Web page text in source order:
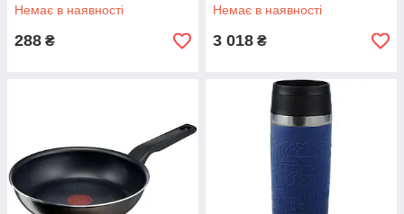
Немає в наявності
288 ₴
Немає в наявності
3 018 ₴